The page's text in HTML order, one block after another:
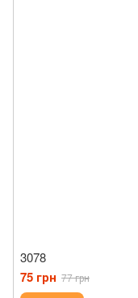
3078
75 грн 77 грн